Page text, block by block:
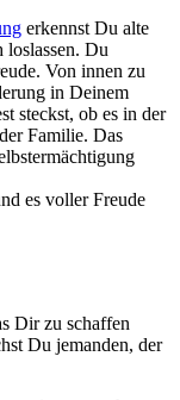
erkennst Du alte
loslassen. Du
Von innen zu
in Deinem
steckst, ob es in der
Familie. Das
es voller Freude
Dir zu schaffen
Du jemanden, der